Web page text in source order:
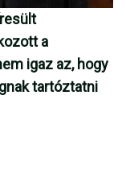
a
igaz az, hogy
tartóztatni